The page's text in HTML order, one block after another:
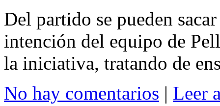
Del partido se pueden
intención del equipo de
la iniciativa, tratando de
No hay comentarios | Leer